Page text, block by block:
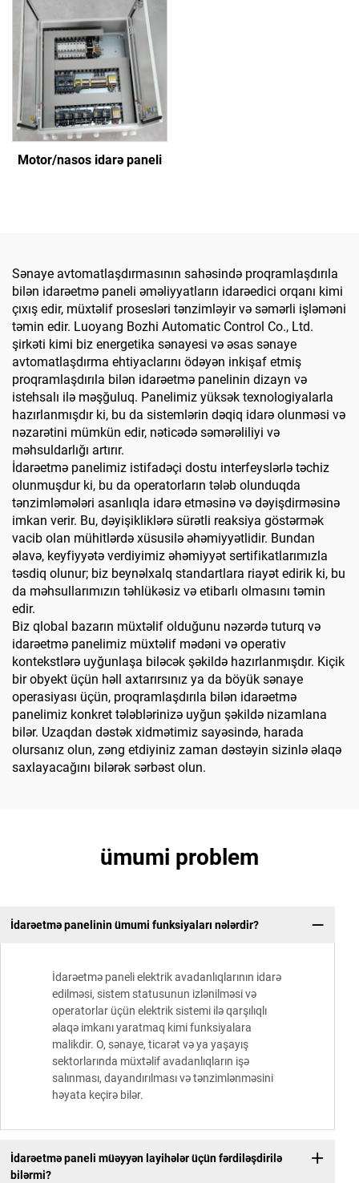
Motor/nasos idarə paneli
Sənaye avtomatlaşdırmasının sahəsində proqramlaşdırıla
bilən idarəetmə paneli əməliyyatların idarəedici orqanı kimi
çıxış edir, müxtəlif prosesləri tənzimləyir və səmərli işləməni
təmin edir. Luoyang Bozhi Automatic Control Co., Ltd.
şirkəti kimi biz energetika sənayesi və əsas sənaye
avtomatlaşdırma ehtiyaclarını ödəyən inkişaf etmiş
proqramlaşdırıla bilən idarəetmə panelinin dizayn və
istehsalı ilə məşğuluq. Panelimiz yüksək texnologiyalarla
hazırlanmışdır ki, bu da sistemlərin dəqiq idarə olunməsi və
nəzarətini mümkün edir, nəticədə səmərəliliyi və
məhsuldarlığı artırır.
İdarəetmə panelimiz istifadəçi dostu interfeyslərlə təchiz
olunmuşdur ki, bu da operatorların tələb olunduqda
tənzimləmələri asanlıqla idarə etməsinə və dəyişdirməsinə
imkan verir. Bu, dəyişikliklərə sürətli reaksiya göstərmək
vacib olan mühitlərdə xüsusilə əhəmiyyətlidir. Bundan
əlavə, keyfiyyətə verdiyimiz əhəmiyyət sertifikatlarımızla
təsdiq olunur; biz beynəlxalq standartlara riayət edirik ki, bu
da məhsullarımızın təhlükəsiz və etibarlı olmasını təmin
edir.
Biz qlobal bazarın müxtəlif olduğunu nəzərdə tuturq və
idarəetmə panelimiz müxtəlif mədəni və operativ
kontekstlərə uyğunlaşa biləcək şəkildə hazırlanmışdır. Kiçik
bir obyekt üçün həll axtarırsınız ya da böyük sənaye
operasiyası üçün, proqramlaşdırıla bilən idarəetmə
panelimiz konkret tələblərinizə uyğun şəkildə nizamlana
bilər. Uzaqdan dəstək xidmətimiz sayəsində, harada
olursanız olun, zəng etdiyiniz zaman dəstəyin sizinlə əlaqə
saxlayacağını bilərək sərbəst olun.
ümumi problem
İdarəetmə panelinin ümumi funksiyaları nələrdir?
İdarəetmə paneli elektrik avadanlıqlarının idarə
edilməsi, sistem statusunun izlənilməsi və
operatorlar üçün elektrik sistemi ilə qarşılıqlı
əlaqə imkanı yaratmaq kimi funksiyalara
malikdir. O, sənaye, ticarət və ya yaşayış
sektorlarında müxtəlif avadanlıqların işə
salınması, dayandırılması və tənzimlənməsini
həyata keçirə bilər.
İdarəetmə paneli müəyyən layihələr üçün fərdiləşdirilə
bilərmi?